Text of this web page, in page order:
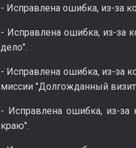
- Исправлена ошибка, из-за
- Исправлена ошибка, из-за
дело".
- Исправлена ошибка, из-за
миссии "Долгожданный
- Исправлена ошибка, из-за
краю".